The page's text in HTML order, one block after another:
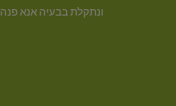
ונתקלת בבעיה אנא פנה